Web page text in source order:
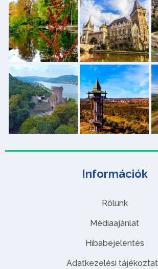
Információk
Rólunk
Médiaajánlat
Hibabejelentés
Adatkezelési